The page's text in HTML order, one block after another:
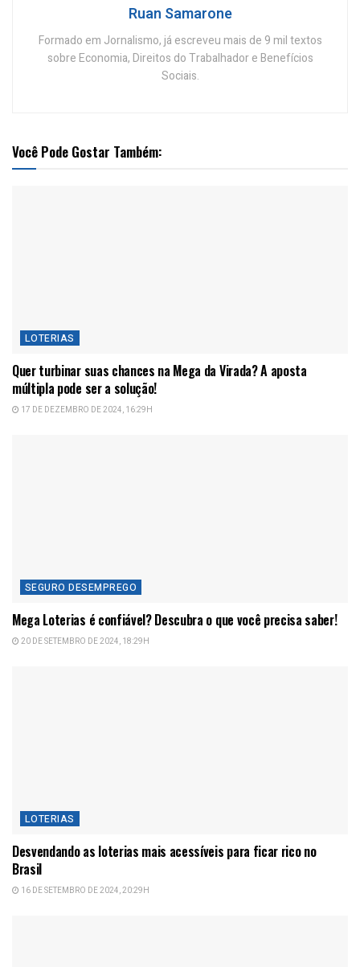
Ruan Samarone
Formado em Jornalismo, já escreveu mais de 9 mil textos
sobre Economia, Direitos do Trabalhador e Benefícios
Sociais.
Você Pode Gostar Também:
LOTERIAS
Quer turbinar suas chances na Mega da Virada? A aposta
múltipla pode ser a solução!
17 DE DEZEMBRO DE 2024, 16:29H
SEGURO DESEMPREGO
Mega Loterias é confiável? Descubra o que você precisa saber!
20 DE SETEMBRO DE 2024, 18:29H
LOTERIAS
Desvendando as loterias mais acessíveis para ficar rico no
Brasil
16 DE SETEMBRO DE 2024, 20:29H